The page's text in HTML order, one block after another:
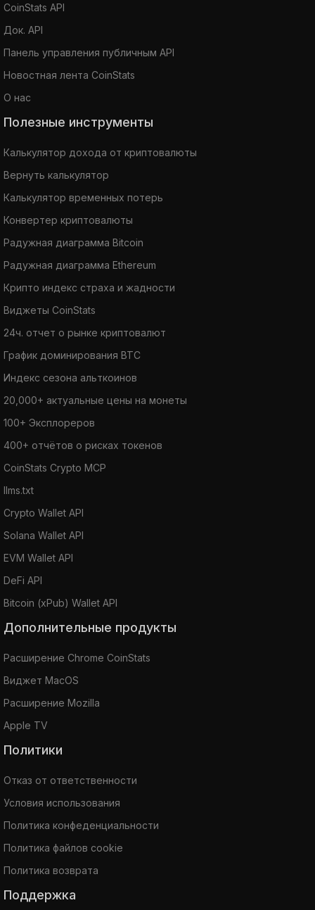
CoinStats API
Док. API
Панель управления публичным API
Новостная лента CoinStats
О нас
Полезные инструменты
Калькулятор дохода от криптовалюты
Вернуть калькулятор
Калькулятор временных потерь
Конвертер криптовалюты
Радужная диаграмма Bitcoin
Радужная диаграмма Ethereum
Крипто индекс страха и жадности
Виджеты CoinStats
24ч. отчет о рынке криптовалют
График доминирования BTC
Индекс сезона альткоинов
20,000+ актуальные цены на монеты
100+ Эксплореров
400+ отчётов о рисках токенов
CoinStats Crypto MCP
llms.txt
Crypto Wallet API
Solana Wallet API
EVM Wallet API
DeFi API
Bitcoin (xPub) Wallet API
Дополнительные продукты
Расширение Chrome CoinStats
Виджет MacOS
Расширение Mozilla
Apple TV
Политики
Отказ от ответственности
Условия использования
Политика конфеденциальности
Политика файлов cookie
Политика возврата
Поддержка